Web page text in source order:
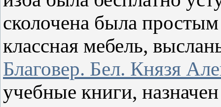
сколочена была
классная мебель,
Благовер. Бел. Князя
учебные книги,